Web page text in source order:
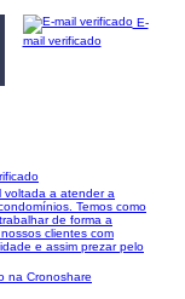
E-
mail verificado
voltada a atender a
Temos como
de forma a
clientes com
e assim prezar pelo
na Cronoshare